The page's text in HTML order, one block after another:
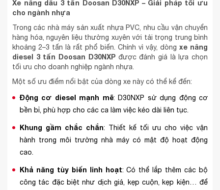
Xe nâng dầu 3 tấn Doosan D30NXP – Giải pháp tối ưu
cho ngành nhựa
Trong các nhà máy sản xuất nhựa PVC, nhu cầu vận chuyển
hàng hóa, nguyên liệu thường xuyên với tải trọng trung bình
khoảng 2–3 tấn là rất phổ biến. Chính vì vậy, dòng xe nâng
diesel 3 tấn Doosan D30NXPđược đánh giá là lựa chọn
tối ưu cho doanh nghiệp ngành nhựa.
Một số ưu điểm nổi bật của dòng xe này có thể kể đến:
Động cơ diesel mạnh mẽ: D30NXP sử dụng động cơ
bền bỉ, phù hợp cho các ca làm việc kéo dài liên tục.
Khung gầm chắc chắn: Thiết kế tối ưu cho việc vận
hành trong môi trường nhà máy có mật độ hoạt động
cao.
Khả năng tùy biến linh hoạt: Có thể lắp thêm các bộ
công tác đặc biệt như dịch giá, kẹp cuộn, kẹp kiện… để